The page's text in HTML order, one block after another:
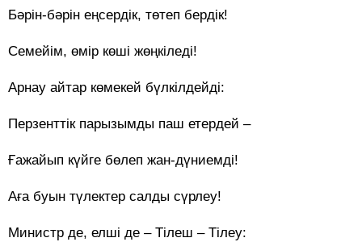
Бәрін-бәрін еңсердік, төтеп бердік!
Семейім, өмір көші жөңкіледі!
Арнау айтар көмекей бүлкілдейді:
Перзенттік парызымды паш етердей –
Ғажайып күйге бөлеп жан-дүниемді!
Аға буын түлектер салды сүрлеу!
Министр де, елші де – Тілеш – Тілеу: